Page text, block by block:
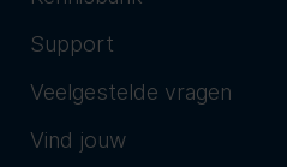
Support
Veelgestelde vragen
Vind jouw